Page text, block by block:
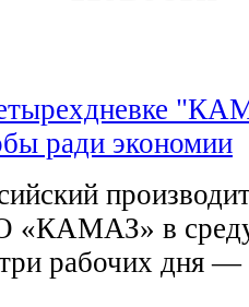
ради экономии
«КАМАЗ» в
рабочих дня